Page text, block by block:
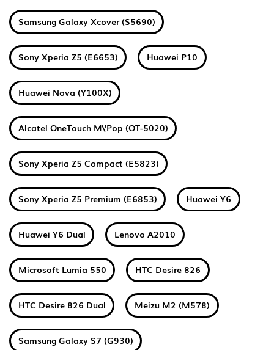
Samsung Galaxy Xcover (S5690)
Sony Xperia Z5 (E6653) Huawei P10
Huawei Nova (Y100X)
Alcatel OneTouch M\'Pop (OT-5020)
Sony Xperia Z5 Compact (E5823)
Sony Xperia Z5 Premium (E6853) Huawei Y6
Huawei Y6 Dual Lenovo A2010
Microsoft Lumia 550 HTC Desire 826
HTC Desire 826 Dual Meizu M2 (M578)
Samsung Galaxy S7 (G930)